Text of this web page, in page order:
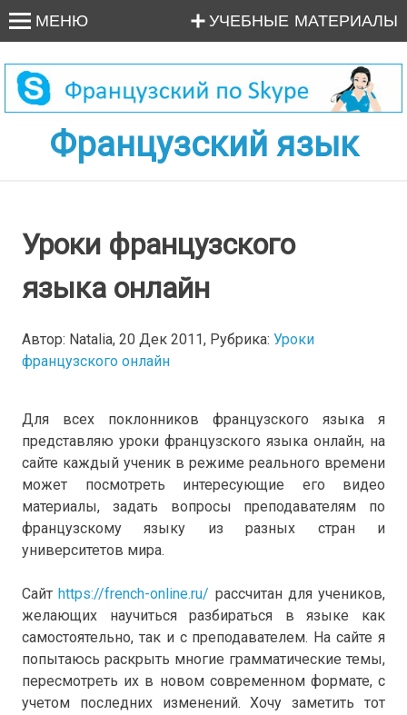
Французский язык
МЕНЮ УЧЕБНЫЕ МАТЕРИАЛЫ
Уроки французского
языка онлайн
Автор: Natalia, 20 Дек 2011, Рубрика: Уроки
французского онлайн
Для всех поклонников французского языка я
представляю уроки французского языка онлайн, на
сайте каждый ученик в режиме реального времени
может посмотреть интересующие его видео
материалы, задать вопросы преподавателям по
французскому языку из разных стран и
университетов мира.
Сайт https://french-online.ru/ рассчитан для учеников,
желающих научиться разбираться в языке как
самостоятельно, так и с преподавателем. На сайте я
попытаюсь раскрыть многие грамматические темы,
пересмотреть их в новом современном формате, с
учетом последних изменений. Хочу заметить тот